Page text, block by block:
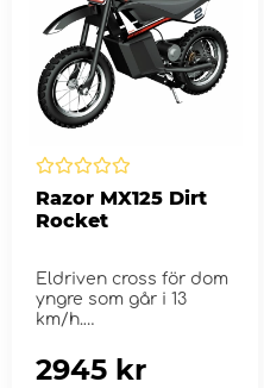
Razor MX125 Dirt
Rocket
Eldriven cross för dom
yngre som går i 13
km/h.
2945 kr